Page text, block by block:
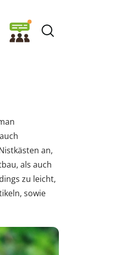
an,
als auch
zu leicht,
sowie